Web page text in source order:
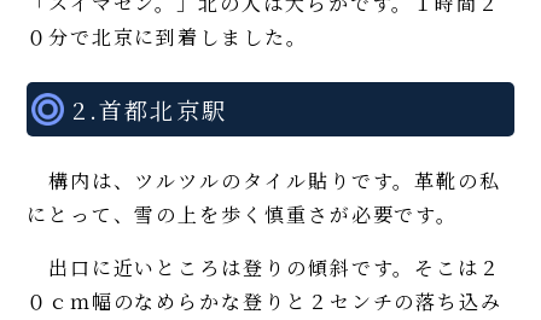
０分で北京に到着しました。
2.首都北京駅
構内は、ツルツルのタイル貼りです。革靴の私
にとって、雪の上を歩く慎重さが必要です。
出口に近いところは登りの傾斜です。そこは２
０ｃｍ幅のなめらかな登りと２センチの落ち込み